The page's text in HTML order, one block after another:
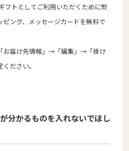
フトとしてご利用いただくために熨
ング、メッセージカードを無料で
お届け先情報」→「編集」→「掛け
ださい。
分かるものを入れないでほし